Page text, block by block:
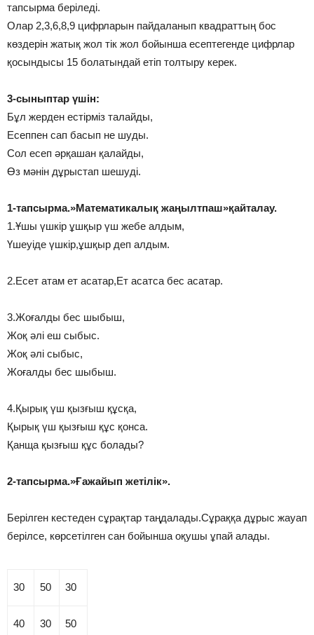
тапсырма беріледі.
Олар 2,3,6,8,9 цифрларын пайдаланып квадраттың бос
көздерін жатық жол тік жол бойынша есептегенде цифрлар
қосындысы 15 болатындай етіп толтыру керек.
3-сыныптар үшін:
Бұл жерден естірміз талайды,
Есеппен сап басып не шуды.
Сол есеп әрқашан қалайды,
Өз мәнін дұрыстап шешуді.
1-тапсырма.»Математикалық жаңылтпаш»қайталау.
1.Ұшы үшкір ұшқыр үш жебе алдым,
Үшеуіде үшкір,ұшқыр деп алдым.
2.Есет атам ет асатар,Ет асатса бес асатар.
3.Жоғалды бес шыбыш,
Жоқ әлі еш сыбыс.
Жоқ әлі сыбыс,
Жоғалды бес шыбыш.
4.Қырық үш қызғыш құсқа,
Қырық үш қызғыш құс қонса.
Қанща қызғыш құс болады?
2-тапсырма.»Ғажайып жетілік».
Берілген кестеден сұрақтар таңдалады.Сұраққа дұрыс жауап
берілсе, көрсетілген сан бойынша оқушы ұпай алады.
30 50 30
40 30 50